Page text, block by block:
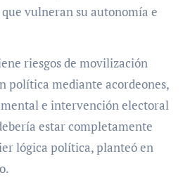
vulneran su autonomía e
riesgos de movilización
política mediante acordeones,
e intervención electoral
estar completamente
lógica política, planteó en